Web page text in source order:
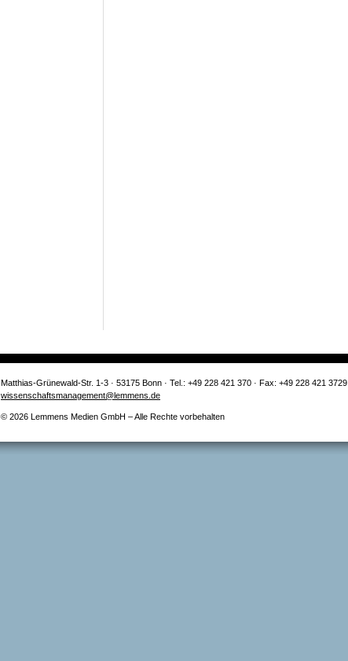
Matthias-Grünewald-Str. 1-3 · 53175 Bonn · Tel.: +49 228 421 370 · Fax: +49 228 421 3729
wissenschaftsmanagement@lemmens.de
© 2026 Lemmens Medien GmbH – Alle Rechte vorbehalten